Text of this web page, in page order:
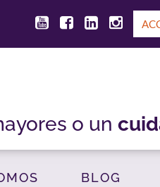
o un
BLOG